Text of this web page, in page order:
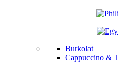
Burkolat
Cappuccino &